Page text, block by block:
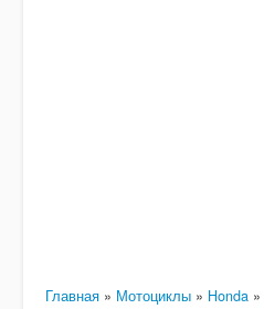
Главная » Мотоциклы » Honda »